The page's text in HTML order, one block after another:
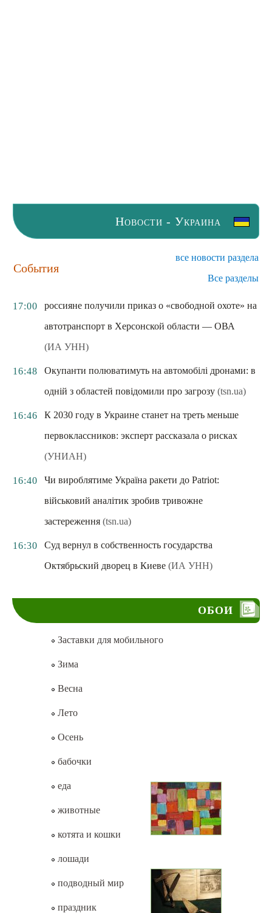
Новости - Украина
События
все новости раздела
Все разделы
17:00
россияне получили приказ о «свободной охоте» на
автотранспорт в Херсонской области — ОВА
(ИА УНН)
16:48
Окупанти полюватимуть на автомобілі дронами: в
одній з областей повідомили про загрозу (tsn.ua)
16:46
К 2030 году в Украине станет на треть меньше
первоклассников: эксперт рассказала о рисках
(УНИАН)
16:40
Чи вироблятиме Україна ракети до Patriot:
військовий аналітик зробив тривожне
застереження (tsn.ua)
16:30
Суд вернул в собственность государства
Октябрьский дворец в Киеве (ИА УНН)
ОБОИ
Заставки для мобильного
Зима
Весна
Лето
Осень
бабочки
еда
животные
котята и кошки
лошади
подводный мир
праздник